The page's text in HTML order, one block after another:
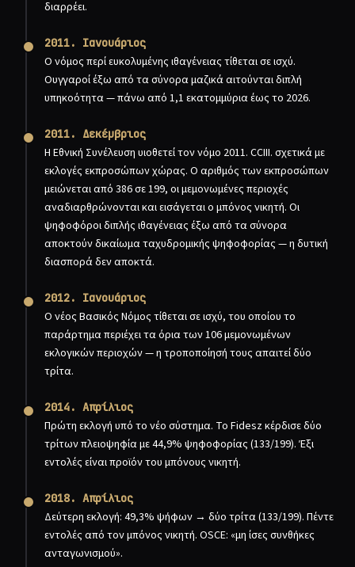
διαρρέει.
2011. Ιανουάριος
Ο νόμος περί ευκολυμένης ιθαγένειας τίθεται σε ισχύ.
Ουγγαροί έξω από τα σύνορα μαζικά αιτούνται διπλή
υπηκοότητα — πάνω από 1,1 εκατομμύρια έως το 2026.
2011. Δεκέμβριος
Η Εθνική Συνέλευση υιοθετεί τον νόμο 2011. CCIII. σχετικά με
εκλογές εκπροσώπων χώρας. Ο αριθμός των εκπροσώπων
μειώνεται από 386 σε 199, οι μεμονωμένες περιοχές
αναδιαρθρώνονται και εισάγεται ο μπόνος νικητή. Οι
ψηφοφόροι διπλής ιθαγένειας έξω από τα σύνορα
αποκτούν δικαίωμα ταχυδρομικής ψηφοφορίας — η δυτική
διασπορά δεν αποκτά.
2012. Ιανουάριος
Ο νέος Βασικός Νόμος τίθεται σε ισχύ, του οποίου το
παράρτημα περιέχει τα όρια των 106 μεμονωμένων
εκλογικών περιοχών — η τροποποίησή τους απαιτεί δύο
τρίτα.
2014. Απρίλιος
Πρώτη εκλογή υπό το νέο σύστημα. Το Fidesz κέρδισε δύο
τρίτων πλειοψηφία με 44,9% ψηφοφορίας (133/199). Έξι
εντολές είναι προϊόν του μπόνους νικητή.
2018. Απρίλιος
Δεύτερη εκλογή: 49,3% ψήφων → δύο τρίτα (133/199). Πέντε
εντολές από τον μπόνος νικητή. OSCE: «μη ίσες συνθήκες
ανταγωνισμού».